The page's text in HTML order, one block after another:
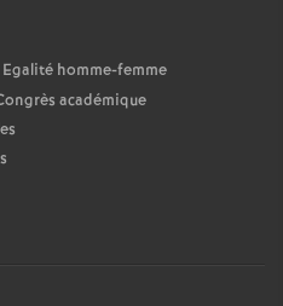
Egalité homme-femme
académique